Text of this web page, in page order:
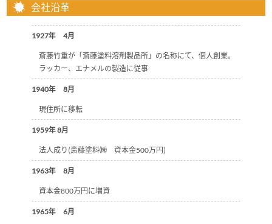
会社沿革
1927年 4月
斎藤竹重が「斎藤塗料溶剤製品所」の名称にて、個人創業。
ラッカー、エナメルの製造に従事
1940年 8月
現住所に移転
1959年 8月
法人成り（斎藤塗料㈱ 資本金500万円）
1963年 8月
資本金800万円に増資
1965年 6月